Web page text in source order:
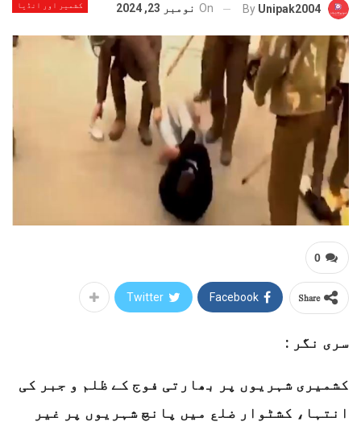
کشمیر اور انڈیا By Unipak2004
On نومبر 23, 2024
0
Share
Facebook
Twitter
سری نگر :
کشمیری شہریوں پر بھارتی فوج کے ظلم و جبر کی
انتہا، کشٹوار ضلع میں پانچ شہریوں پر غیر